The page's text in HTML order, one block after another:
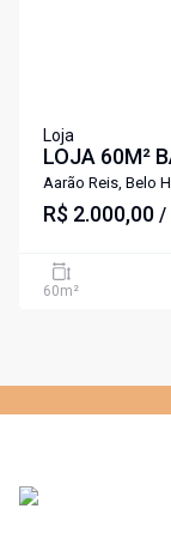
Loja
LOJA 60M²
Aarão Reis, Belo
R$ 2.000,00 /
60m²